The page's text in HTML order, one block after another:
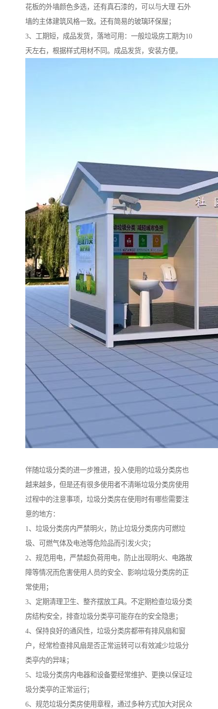
花板的外墙颜色多选，还有真石漆的，可以与大理 石外
墙的主体建筑风格一致。还有简易的玻璃环保屋；
3、工期短，成品发货，落地可用：一般垃圾房工期为10
天左右，根据样式用材不同。成品发货，安装方便。
伴随垃圾分类的进一步推进，投入使用的垃圾分类房也
越来越多，但是还有很多使用者不清晰垃圾分类房使用
过程中的注意事项，垃圾分类房在使用时有哪些需要注
意的地方：
1、垃圾分类房内严禁明火，防止垃圾分类房内可燃垃
圾、可燃气体及电池等危险品而引发火灾；
2、规范用电，严禁超负荷用电，防止出现明火、电路故
障等情况而危害使用人员的安全、影响垃圾分类房的正
常使用；
3、定期清理卫生、整齐摆放工具。不定期检查垃圾分类
房结构安全，排查垃圾分类亭可能存在的安全隐患；
4、保持良好的通风性，垃圾分类房都带有排风扇和窗
户，经常检查排风扇是否正常运转可以有效减少垃圾分
类亭内的异味；
5、垃圾分类房内电器和设备要经常维护、更换以保证垃
圾分类亭的正常运行；
6、规范垃圾分类房使用章程，通过多种方式加大对民众